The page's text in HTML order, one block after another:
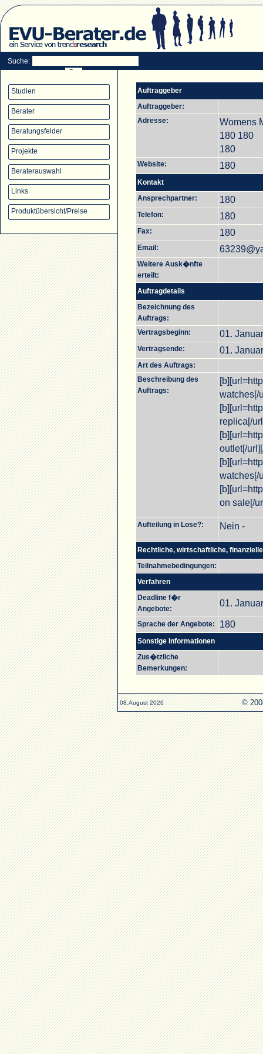
Suche:
Studien
Berater
Beratungsfelder
Projekte
Beraterauswahl
Links
Produktübersicht/Preise
Auftraggeber
Auftraggeber:
Adresse:
Womens
180 180
180
Website: 180
Kontakt
Ansprechpartner:
180
Telefon: 180
Fax: 180
Email:
Weitere Ausk�nfte
erteilt:
Auftragdetails
Bezeichnung des
Auftrags:
Vertragsbeginn:
01.
Vertragsende: 01.
Art des Auftrags:
Beschreibung des
Auftrags:
watches[/
replica[/
outlet[/
watches[/
on sale[/
Aufteilung in Lose?: Nein -
Rechtliche, wirtschaftliche,
Teilnahmebedingungen:
Verfahren
Deadline f�r
Angebote:
01.
Sprache der Angebote: 180
Sonstige Informationen
Zus�tzliche
Bemerkungen:
08.August 2026 ©